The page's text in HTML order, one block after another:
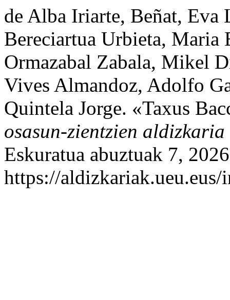
de Alba Iriarte, Beñat, Eva
Bereciartua Urbieta, Maria
Ormazabal Zabala, Mikel
Vives Almandoz, Adolfo
Quintela Jorge. «Taxus
osasun-zientzien aldizkaria
Eskuratua abuztuak 7,
https://